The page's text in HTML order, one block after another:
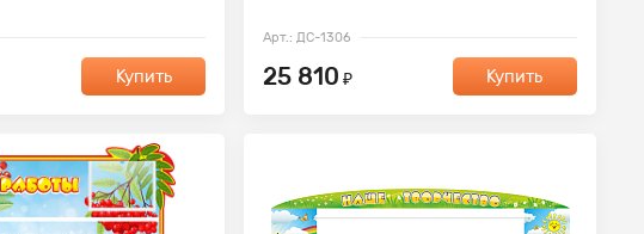
Купить
Арт.: ДС-1306
25 810 ₽ Купить